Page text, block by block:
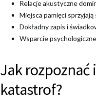
Relacje akustyczne
Miejsca pamięci
Dokładny zapis i
Wsparcie
Jak rozpoznać
katastrof?